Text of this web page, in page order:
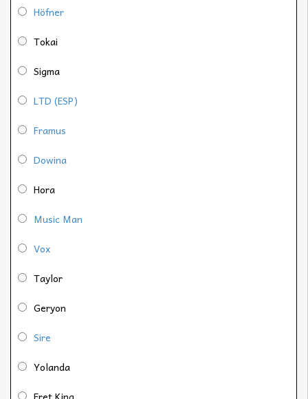
Höfner
Tokai
Sigma
LTD (ESP)
Framus
Dowina
Hora
Music Man
Vox
Taylor
Geryon
Sire
Yolanda